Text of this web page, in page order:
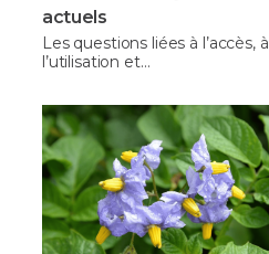
actuels
Les questions liées à l’accès, à
l’utilisation et…